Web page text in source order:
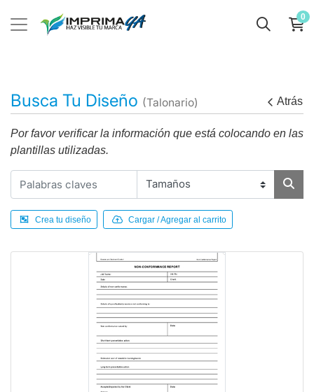
0
Busca Tu Diseño (Talonario) Atrás
Por favor verificar la información que está colocando en las
plantillas utilizadas.
Crea tu diseño Cargar / Agregar al carrito